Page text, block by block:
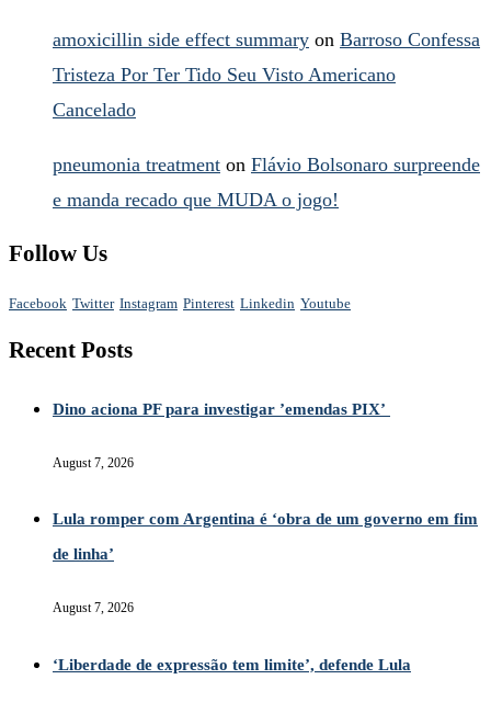
amoxicillin side effect summary on Barroso Confessa
Tristeza Por Ter Tido Seu Visto Americano
Cancelado
pneumonia treatment on Flávio Bolsonaro surpreende
e manda recado que MUDA o jogo!
Follow Us
Facebook Twitter Instagram Pinterest Linkedin Youtube
Recent Posts
Dino aciona PF para investigar ’emendas PIX’
August 7, 2026
Lula romper com Argentina é ‘obra de um governo em fim
de linha’
August 7, 2026
‘Liberdade de expressão tem limite’, defende Lula